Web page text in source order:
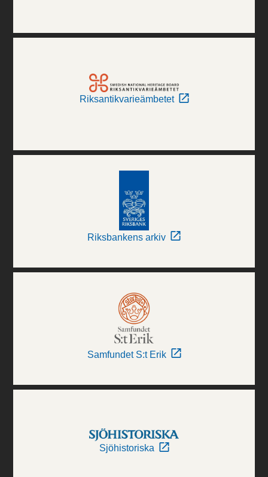
Riksantikvarieämbetet
Riksbankens arkiv
Samfundet S:t Erik
Sjöhistoriska